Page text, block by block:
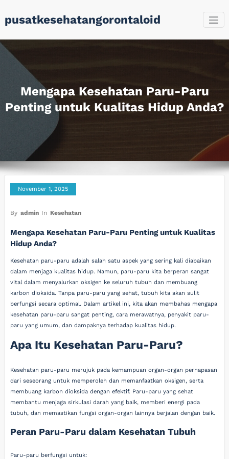
to
content
pusatkesehatangorontaloid
Mengapa Kesehatan Paru-Paru
Penting untuk Kualitas Hidup Anda?
November 1, 2025
By admin In Kesehatan
Mengapa Kesehatan Paru-Paru Penting untuk Kualitas
Hidup Anda?
Kesehatan paru-paru adalah salah satu aspek yang sering kali diabaikan
dalam menjaga kualitas hidup. Namun, paru-paru kita berperan sangat
vital dalam menyalurkan oksigen ke seluruh tubuh dan membuang
karbon dioksida. Tanpa paru-paru yang sehat, tubuh kita akan sulit
berfungsi secara optimal. Dalam artikel ini, kita akan membahas mengapa
kesehatan paru-paru sangat penting, cara merawatnya, penyakit paru-
paru yang umum, dan dampaknya terhadap kualitas hidup.
Apa Itu Kesehatan Paru-Paru?
Kesehatan paru-paru merujuk pada kemampuan organ-organ pernapasan
dari seseorang untuk memperoleh dan memanfaatkan oksigen, serta
membuang karbon dioksida dengan efektif. Paru-paru yang sehat
membantu menjaga sirkulasi darah yang baik, memberi energi pada
tubuh, dan memastikan fungsi organ-organ lainnya berjalan dengan baik.
Peran Paru-Paru dalam Kesehatan Tubuh
Paru-paru berfungsi untuk: